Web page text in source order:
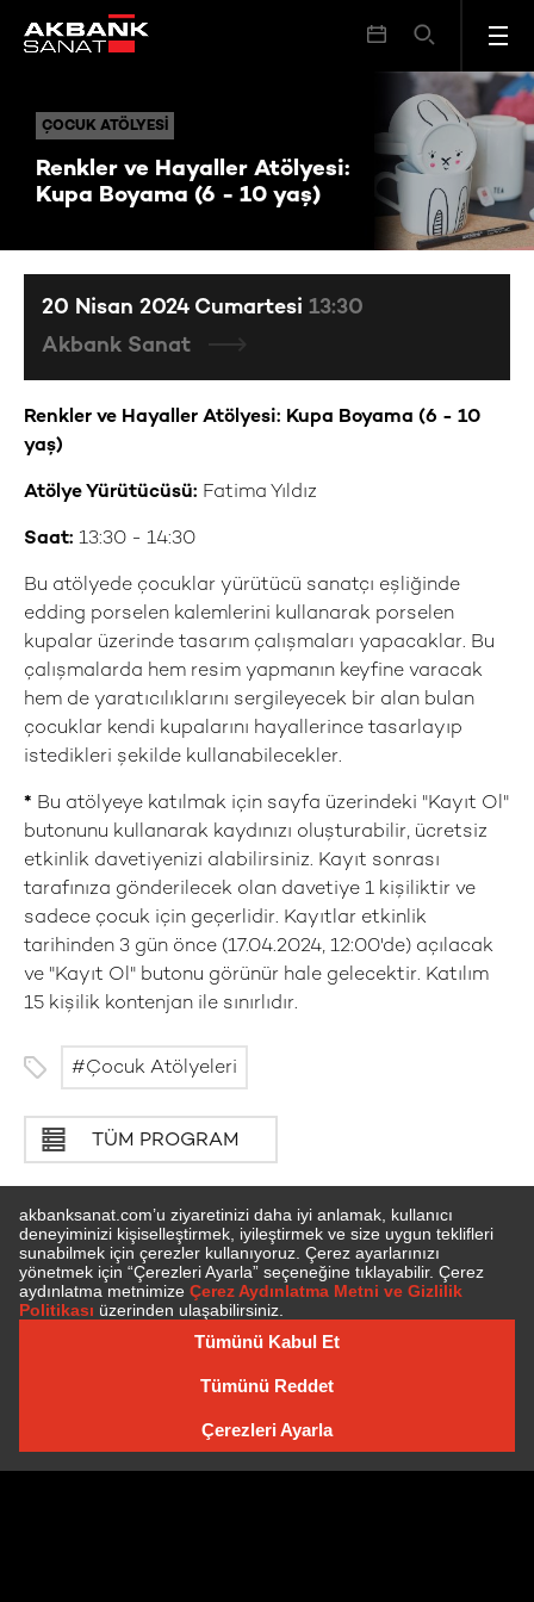
ÇOCUK ATÖLYESI
Renkler ve Hayaller Atölyesi:
Kupa Boyama (6 - 10 yaş)
ÇOCUK ATÖLYESI Renkler ve Hayaller Atölyesi: Kupa Boyama (6 - 10 yaş)
Renkler ve Hayaller Atölyesi: Kupa Boyama (6 - 10
yaş)
Atölye Yürütücüsü: Fatima Yıldız
Saat: 13:30 - 14:30
Bu atölyede çocuklar yürütücü sanatçı eşliğinde
edding porselen kalemlerini kullanarak porselen
kupalar üzerinde tasarım çalışmaları yapacaklar. Bu
çalışmalarda hem resim yapmanın keyfine varacak
hem de yaratıcılıklarını sergileyecek bir alan bulan
çocuklar kendi kupalarını hayallerince tasarlayıp
istedikleri şekilde kullanabilecekler.
* Bu atölyeye katılmak için sayfa üzerindeki "Kayıt Ol"
butonunu kullanarak kaydınızı oluşturabilir, ücretsiz
etkinlik davetiyenizi alabilirsiniz. Kayıt sonrası
tarafınıza gönderilecek olan davetiye 1 kişiliktir ve
sadece çocuk için geçerlidir. Kayıtlar etkinlik
tarihinden 3 gün önce (17.04.2024, 12:00'de) açılacak
ve "Kayıt Ol" butonu görünür hale gelecektir. Katılım
15 kişilik kontenjan ile sınırlıdır.
Çocuk Atölyeleri
TÜM PROGRAM
20 Nisan 2024 Cumartesi 13:30
Akbank Sanat